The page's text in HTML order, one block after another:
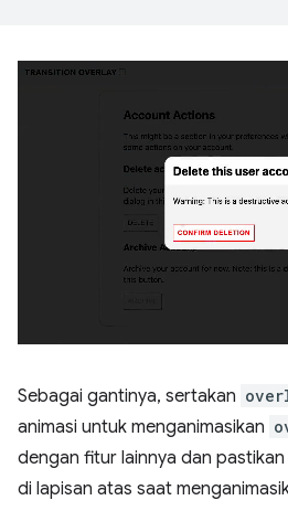
Sebagai gantinya, sertakan
animasi untuk menganimasikan
dengan fitur lainnya dan pastikan
di lapisan atas saat